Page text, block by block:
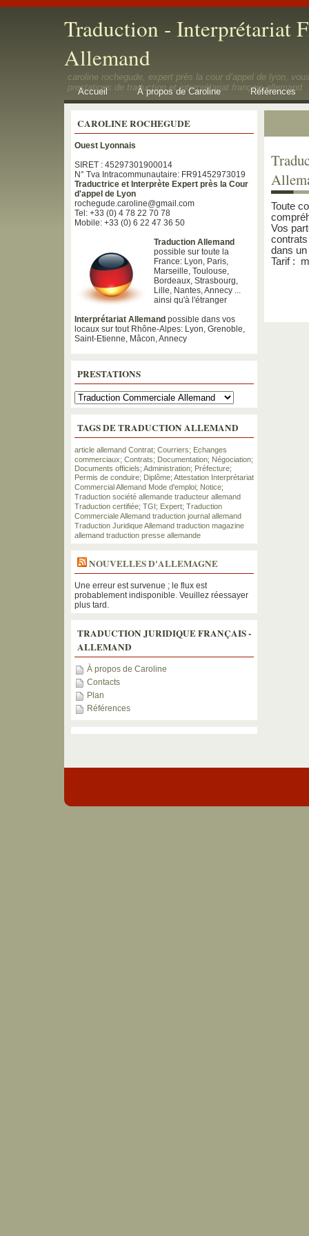
Traduction - Interprétariat
Allemand
caroline rochegude, expert près la cour d’appel de lyon,
prestations de traduction et interprétariat français-allemand
Accueil À propos de Caroline Références
CAROLINE ROCHEGUDE
Ouest Lyonnais
SIRET : 45297301900014
N° Tva Intracommunautaire: FR91452973019
Traductrice et Interprète Expert près la Cour
d'appel de Lyon
rochegude.caroline@gmail.com
Tel: +33 (0) 4 78 22 70 78
Mobile: +33 (0) 6 22 47 36 50
Traduction Allemand
possible sur toute la
France: Lyon, Paris,
Marseille, Toulouse,
Bordeaux, Strasbourg,
Lille, Nantes, Annecy ...
ainsi qu'à l'étranger
Interprétariat Allemand possible dans vos
locaux sur tout Rhône-Alpes: Lyon, Grenoble,
Saint-Etienne, Mâcon, Annecy
PRESTATIONS
TAGS DE TRADUCTION ALLEMAND
article allemand Contrat; Courriers; Echanges
commerciaux; Contrats; Documentation; Négociation;
Documents officiels; Administration; Préfecture;
Permis de conduire; Diplôme; Attestation Interprétariat
Commercial Allemand Mode d'emploi; Notice;
Traduction société allemande traducteur allemand
Traduction certifiée; TGI; Expert; Traduction
Commerciale Allemand traduction journal allemand
Traduction Juridique Allemand traduction magazine
allemand traduction presse allemande
NOUVELLES D'ALLEMAGNE
Une erreur est survenue ; le flux est
probablement indisponible. Veuillez réessayer
plus tard.
TRADUCTION JURIDIQUE FRANÇAIS -
ALLEMAND
À propos de Caroline
Contacts
Plan
Références
Toute
Vos
dans
Tarif :